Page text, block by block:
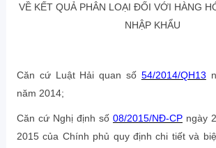
VỀ KẾT QUẢ PHÂN LOẠI ĐỐI VỚI HÀNG
NHẬP KHẨU
Căn cứ Luật Hải quan số 54/2014/QH13
năm 2014;
Căn cứ Nghị định số 08/2015/NĐ-CP ngày
2015 của Chính phủ quy định chi tiết và